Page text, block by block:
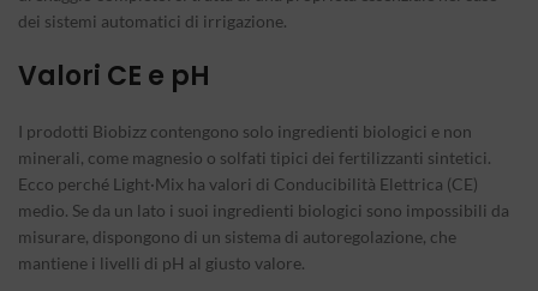
dei sistemi automatici di irrigazione.
Valori CE e pH
I prodotti Biobizz contengono solo ingredienti biologici e non
minerali, come magnesio o solfati tipici dei fertilizzanti sintetici.
Ecco perché Light·Mix ha valori di Conducibilità Elettrica (CE)
medio. Se da un lato i suoi ingredienti biologici sono impossibili da
misurare, dispongono di un sistema di autoregolazione, che
mantiene i livelli di pH al giusto valore.